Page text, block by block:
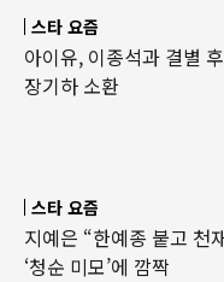
스타 요즘
아이유, 이종석과 결별
장기하 소환
스타 요즘
지예은 “한예종 붙고 천
‘청순 미모’에 깜짝